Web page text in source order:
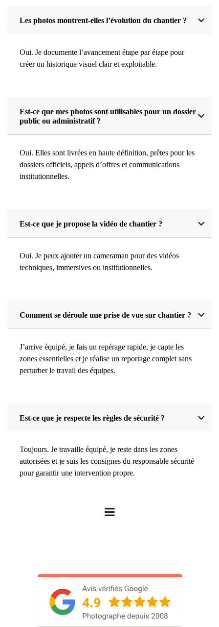
Les photos montrent-elles l’évolution du chantier ?
Oui. Je documente l’avancement étape par étape pour
créer un historique visuel clair et exploitable.
Est-ce que mes photos sont utilisables pour un dossier
public ou administratif ?
Oui. Elles sont livrées en haute définition, prêtes pour les
dossiers officiels, appels d’offres et communications
institutionnelles.
Est-ce que je propose la vidéo de chantier ?
Oui. Je peux ajouter un cameraman pour des vidéos
techniques, immersives ou institutionnelles.
Comment se déroule une prise de vue sur chantier ?
J’arrive équipé, je fais un repérage rapide, je capte les
zones essentielles et je réalise un reportage complet sans
perturber le travail des équipes.
Est-ce que je respecte les règles de sécurité ?
Toujours. Je travaille équipé, je reste dans les zones
autorisées et je suis les consignes du responsable sécurité
pour garantir une intervention propre.